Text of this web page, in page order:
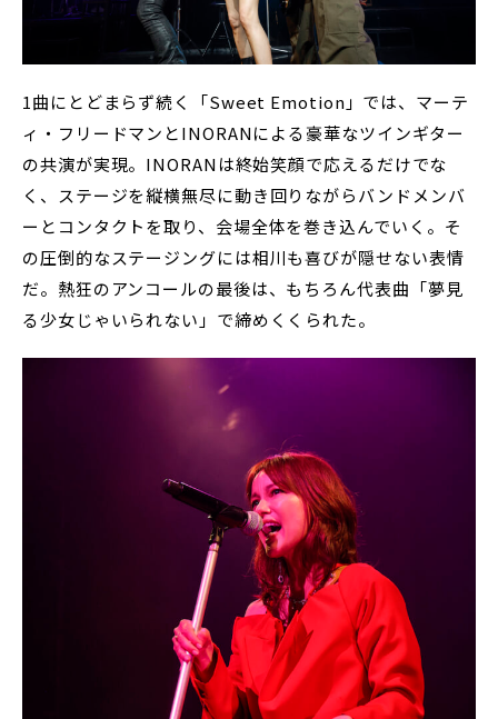
1曲にとどまらず続く「Sweet Emotion」では、マーテ
ィ・フリードマンとINORANによる豪華なツインギター
の共演が実現。INORANは終始笑顔で応えるだけでな
く、ステージを縦横無尽に動き回りながらバンドメンバ
ーとコンタクトを取り、会場全体を巻き込んでいく。そ
の圧倒的なステージングには相川も喜びが隠せない表情
だ。熱狂のアンコールの最後は、もちろん代表曲「夢見
る少女じゃいられない」で締めくくられた。